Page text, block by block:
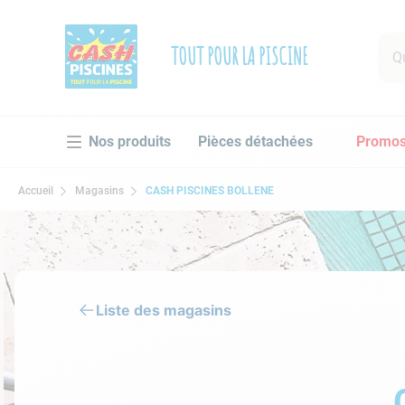
TOUT POUR LA PISCINE
Pièces détachées
Accueil Magasins CASH PISCINES BOLLENE
Liste des magasins
1.
3.
4.
5.